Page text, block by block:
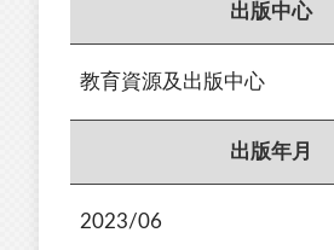
出版中心
教育資源及出版中心
出版年月
2023/06